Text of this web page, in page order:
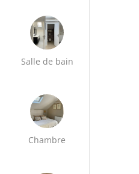
Salle de bain
Chambre